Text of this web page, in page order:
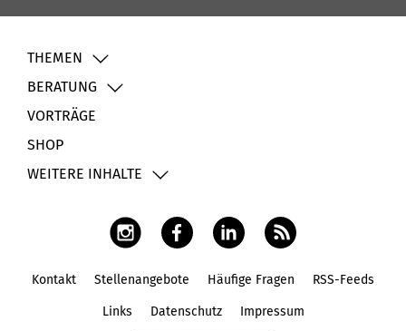
THEMEN
BERATUNG
VORTRÄGE
SHOP
WEITERE INHALTE
Kontakt Stellenangebote Häufige Fragen RSS-Feeds
Links Datenschutz Impressum